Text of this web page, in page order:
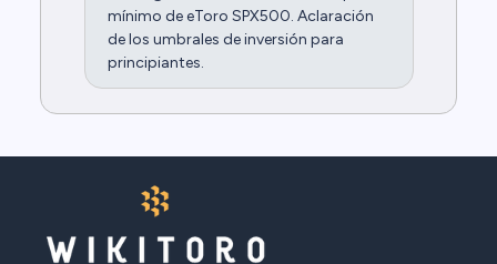
mínimo de eToro SPX500. Aclaración
de los umbrales de inversión para
principiantes.